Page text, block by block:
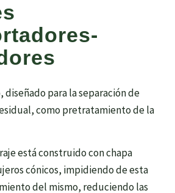
para la separación de
como pretratamiento de la
está construido con chapa
cónicos, impidiendo de esta
del mismo, reduciendo las